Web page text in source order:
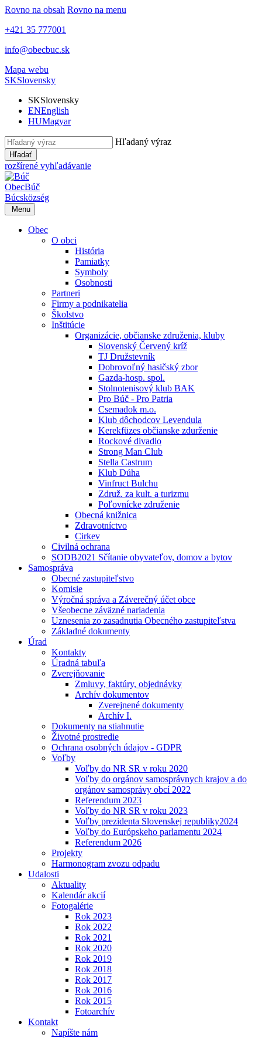
Rovno na obsah Rovno na menu
+421 35 777001
info@obecbuc.sk
Mapa webu
SKSlovensky
SKSlovensky
ENEnglish
HUMagyar
Hľadaný výraz
Hľadať
rozšírené vyhľadávanie
ObecBúč
Búcsközség
Menu
Obec
O obci
História
Pamiatky
Symboly
Osobnosti
Partneri
Firmy a podnikatelia
Školstvo
Inštitúcie
Organizácie, občianske združenia, kluby
Slovenský Červený kríž
TJ Družstevník
Dobrovoľný hasičský zbor
Gazda-hosp. spol.
Stolnotenisový klub BAK
Pro Búč - Pro Patria
Csemadok m.o.
Klub dôchodcov Levendula
Kerekfüzes občianske zdurženie
Rockové divadlo
Strong Man Club
Stella Castrum
Klub Dúha
Vinfruct Bulchu
Združ. za kult. a turizmu
Poľovnícke združenie
Obecná knižnica
Zdravotníctvo
Cirkev
Civilná ochrana
SODB2021 Sčítanie obyvateľov, domov a bytov
Samospráva
Obecné zastupiteľstvo
Komisie
Výročná správa a Záverečný účet obce
Všeobecne záväzné nariadenia
Uznesenia zo zasadnutia Obecného zastupiteľstva
Základné dokumenty
Úrad
Kontakty
Úradná tabuľa
Zverejňovanie
Zmluvy, faktúry, objednávky
Archív dokumentov
Zverejnené dokumenty
Archív I.
Dokumenty na stiahnutie
Životné prostredie
Ochrana osobných údajov - GDPR
Voľby
Voľby do NR SR v roku 2020
Voľby do orgánov samosprávnych krajov a do
orgánov samosprávy obcí 2022
Referendum 2023
Voľby do NR SR v roku 2023
Voľby prezidenta Slovenskej republiky2024
Voľby do Európskeho parlamentu 2024
Referendum 2026
Projekty
Harmonogram zvozu odpadu
Udalosti
Aktuality
Kalendár akcií
Fotogalérie
Rok 2023
Rok 2022
Rok 2021
Rok 2020
Rok 2019
Rok 2018
Rok 2017
Rok 2016
Rok 2015
Fotoarchív
Kontakt
Napíšte nám